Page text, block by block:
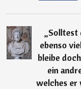
„Solltest
ebenso
bleibe
ein
welches er